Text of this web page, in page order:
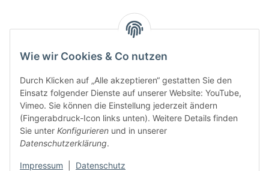
Wie wir Cookies & Co nutzen
Durch Klicken auf „Alle akzeptieren“ gestatten Sie den
Einsatz folgender Dienste auf unserer Website: YouTube,
Vimeo. Sie können die Einstellung jederzeit ändern
(Fingerabdruck-Icon links unten). Weitere Details finden
Sie unter Konfigurieren und in unserer
Datenschutzerklärung.
Impressum Datenschutz